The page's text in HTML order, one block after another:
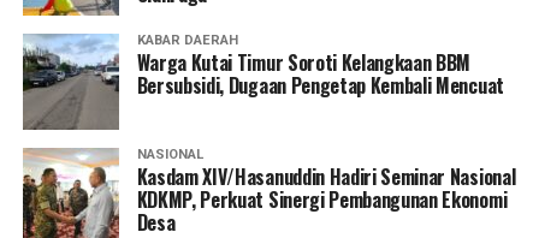
KABAR DAERAH
Warga Kutai Timur Soroti Kelangkaan BBM
Bersubsidi, Dugaan Pengetap Kembali Mencuat
NASIONAL
Kasdam XIV/Hasanuddin Hadiri Seminar Nasional
KDKMP, Perkuat Sinergi Pembangunan Ekonomi
Desa